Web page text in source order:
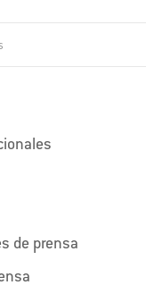
de prensa